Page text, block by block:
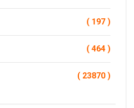
( 197 )
( 464 )
( 23870 )